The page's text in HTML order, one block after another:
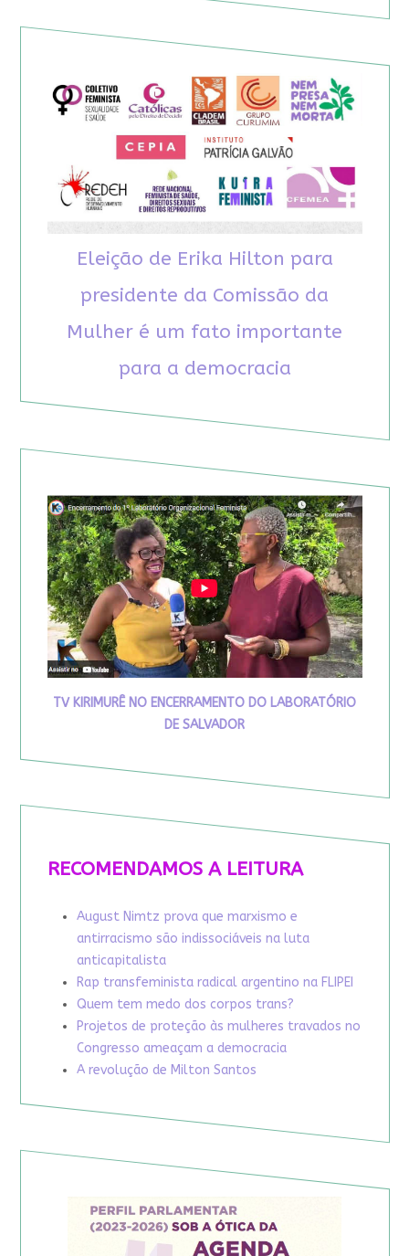
Eleição de Erika Hilton para
presidente da Comissão da
Mulher é um fato importante
para a democracia
TV KIRIMURÊ NO ENCERRAMENTO DO LABORATÓRIO
DE SALVADOR
RECOMENDAMOS A LEITURA
August Nimtz prova que marxismo e
antirracismo são indissociáveis na luta
anticapitalista
Rap transfeminista radical argentino na FLIPEI
Quem tem medo dos corpos trans?
Projetos de proteção às mulheres travados no
Congresso ameaçam a democracia
A revolução de Milton Santos